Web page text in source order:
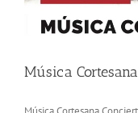
Música